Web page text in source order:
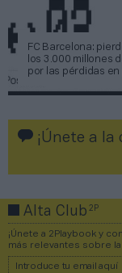
FC Barcelona:
los 3.000 millones
por las pérdidas en
¡Únete a la
Alta Club2P
¡Únete a 2Playbook y
más relevantes sobre